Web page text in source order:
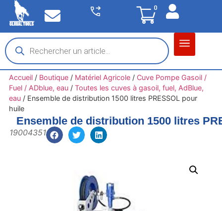
0
Accueil/ Boutique/ Matériel Agricole/ Cuve Pompe Gasoil /
Fuel / ADblue, eau/ Toutes les cuves à gasoil, fuel, AdBlue,
eau/ Ensemble de distribution 1500 litres PRESSOL pour
huile
Ensemble de distribution 1500 litres
19004351